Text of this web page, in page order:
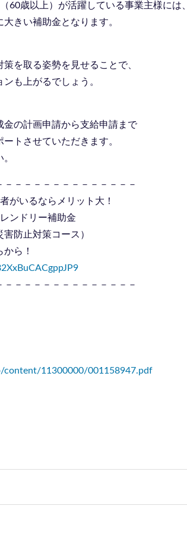
60歳以上）が活躍している事業主様には、
きい補助金となります。
を取る姿勢を見せることで、
も上がるでしょう。
金の計画申請から支給申請まで
トさせていただきます。
－－－－－－－－－－－－－－
がいるならメリット大！
ンドリー補助金
害防止対策コース）
ら！
－－－－－－－－－－－－－－
content/11300000/001158947.pdf